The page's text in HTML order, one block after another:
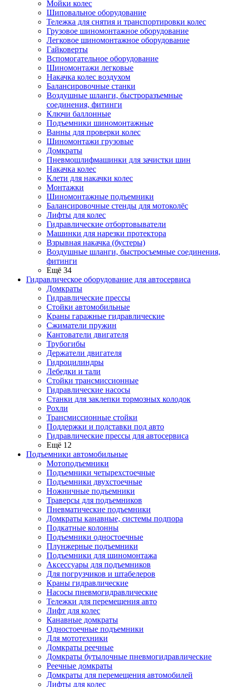
Мойки колес
Шиповальное оборудование
Тележка для снятия и транспортировки колес
Грузовое шиномонтажное оборудование
Легковое шиномонтажное оборудование
Гайковерты
Вспомогательное оборудование
Шиномонтажи легковые
Накачка колес воздухом
Балансировочные станки
Воздушные шланги, быстроразъемные
соединения, фитинги
Ключи баллонные
Подъемники шиномонтажные
Ванны для проверки колес
Шиномонтажи грузовые
Домкраты
Пневмошлифмашинки для зачистки шин
Накачка колес
Клети для накачки колес
Монтажки
Шиномонтажные подъемники
Балансировочные стенды для мотоколёс
Лифты для колес
Гидравлические отбортовыватели
Машинки для нарезки протектора
Взрывная накачка (бустеры)
Воздушные шланги, быстросъемные соединения,
фитинги
Ещё 34
Гидравлическое оборудование для автосервиса
Домкраты
Гидравлические прессы
Стойки автомобильные
Краны гаражные гидравлические
Сжиматели пружин
Кантователи двигателя
Трубогибы
Держатели двигателя
Гидроцилиндры
Лебедки и тали
Стойки трансмиссионные
Гидравлические насосы
Cтанки для заклепки тормозных колодок
Рохли
Трансмиссионные стойки
Поддержки и подставки под авто
Гидравлические прессы для автосервиса
Ещё 12
Подъемники автомобильные
Мотоподъемники
Подъемники четырехстоечные
Подъемники двухстоечные
Ножничные подъемники
Траверсы для подъемников
Пневматические подъемники
Домкраты канавные, системы подпора
Подкатные колонны
Подъемники одностоечные
Плунжерные подъемники
Подъемники для шиномонтажа
Аксессуары для подъемников
Для погрузчиков и штабелеров
Краны гидравлические
Насосы пневмогидравлические
Тележки для перемещения авто
Лифт для колес
Канавные домкраты
Одностоечные подъемники
Для мототехники
Домкраты реечные
Домкраты бутылочные пневмогидравлические
Реечные домкраты
Домкраты для перемещения автомобилей
Лифты для колес